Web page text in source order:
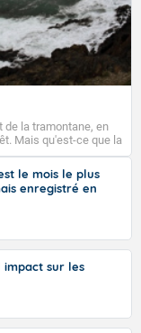
la tramontane, en
Mais qu'est-ce que la
La tramontane est un
ou ouest à nord-
de l’Aude et à
du latin trasmontanus,
montagneuses
le mois le plus
enregistré en
impact sur les